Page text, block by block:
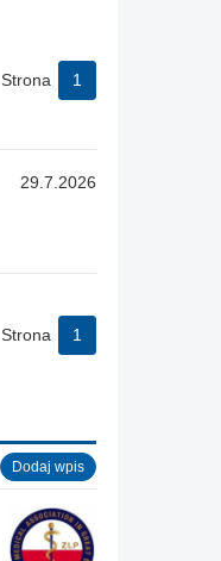
Strona 1
29.7.2026
Strona 1
Dodaj wpis